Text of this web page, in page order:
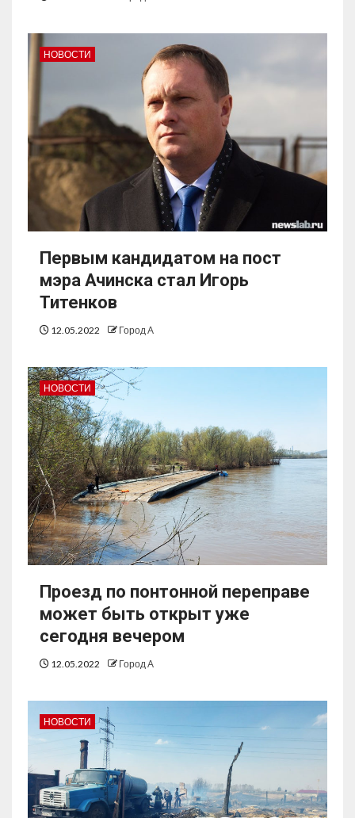
НОВОСТИ
Первым кандидатом на пост
мэра Ачинска стал Игорь
Титенков
12.05.2022 Город А
НОВОСТИ
Проезд по понтонной переправе
может быть открыт уже
сегодня вечером
12.05.2022 Город А
НОВОСТИ